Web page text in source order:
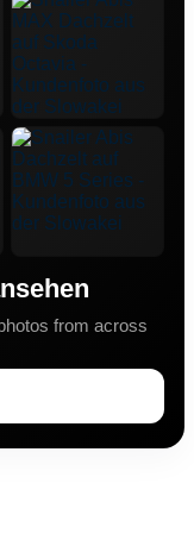
from across